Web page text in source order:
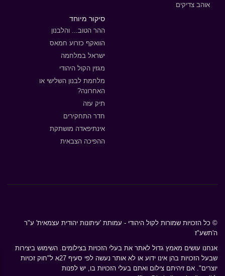
אוהב צדיקים
סיקור מיוחד
ההר הטוב... והלבנון
הוואקף כזרוע חמאס
ישראל במלחמה
מגזין הקול היהודי
מלחמת לבנון השלישי או
האחרונה?
תיק עזה
חדר התחקירים
אינתיפאדה מושתקת
ההפיכה הצבאית
© כל הזכויות שמורות לקול היהודי - עמותת 'עיתונות יהודית עצמאית' ע"ר
ה'תשע"ז
אנחנו עושים מאמץ גדול לאתר את בעלי הזכויות בצילומים. השימוש ביצירות
שבעל הזכויות בהן אינו ידוע או לא אותר נעשה לפי סעיף 27א ל"חוק זכויות
יוצרים". אם זיהיתם צילום ואתם בעלי הזכויות בו, יש לפנות